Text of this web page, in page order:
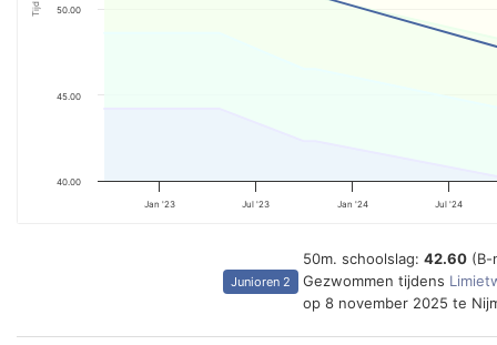
Tijd
Jan '23 Jul '23 Jan '24 Jul '24
40.00
45.00
50.00
Junioren 2
50m. schoolslag: 42.60 (B-
Gezwommen tijdens
op 8 november 2025 te